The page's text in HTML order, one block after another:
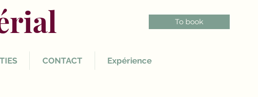
To book
CONTACT Expérience